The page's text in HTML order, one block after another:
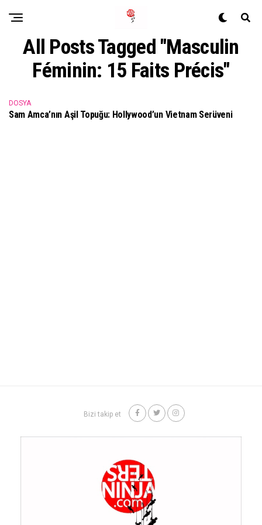
All Posts Tagged "Masculin
Féminin: 15 Faits Précis"
DOSYA
Sam Amca’nın Aşil Topuğu: Hollywood’un Vietnam Serüveni
Bizi takip et